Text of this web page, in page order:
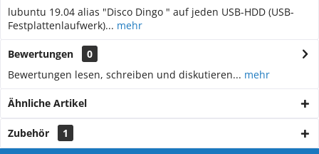
lubuntu 19.04 alias "Disco Dingo " auf jeden USB-HDD (USB-
Festplattenlaufwerk)... mehr
Bewertungen
0
Bewertungen lesen, schreiben und diskutieren... mehr
Ähnliche Artikel
Zubehör 1